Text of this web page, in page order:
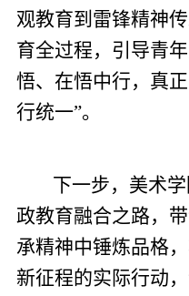
观教育到雷锋精神
育全过程，引导青
悟、在悟中行，真
行统一”。
下一步，美术
政教育融合之路，
承精神中锤炼品格
新征程的实际行动